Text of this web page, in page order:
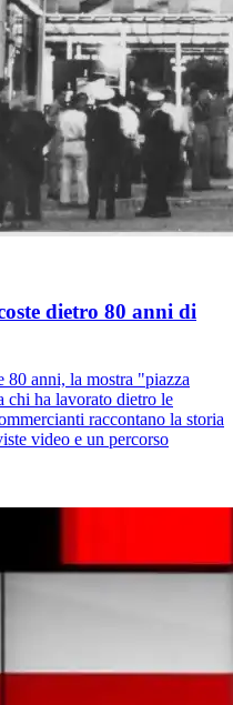
dietro 80 anni di
anni, la mostra "piazza
chi ha lavorato dietro le
raccontano la storia
video e un percorso